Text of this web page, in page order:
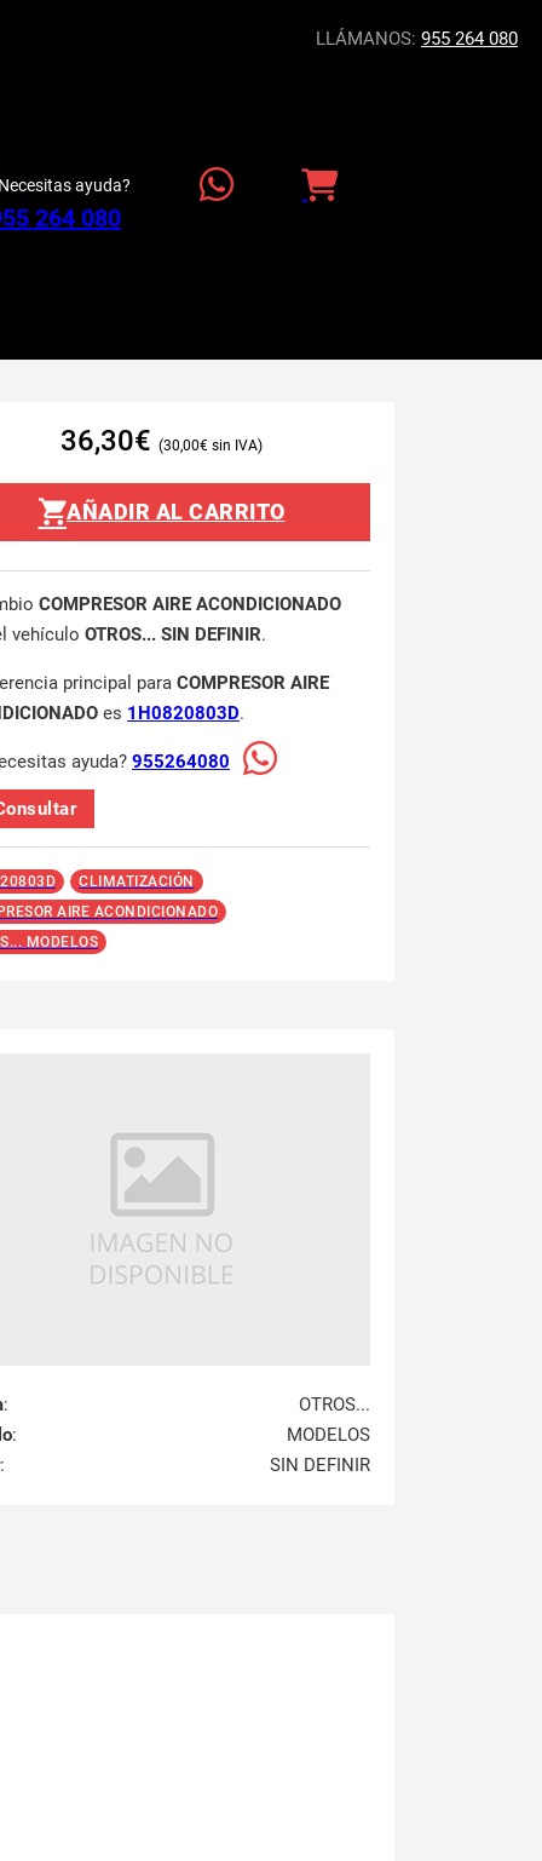
LLÁMANOS: 955 264 080
ayuda?
264 080
36,30€ 30,00€
AÑADIR AL CARRITO
COMPRESOR AIRE ACONDICIONADO
vehículo OTROS... SIN DEFINIR.
principal para COMPRESOR AIRE
es 1H0820803D.
ayuda? 955264080
CLIMATIZACIÓN
AIRE ACONDICIONADO
MODELOS
:
OTROS...
:
MODELOS
: SIN DEFINIR